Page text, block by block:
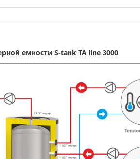
емкости S-tank TA line 3000